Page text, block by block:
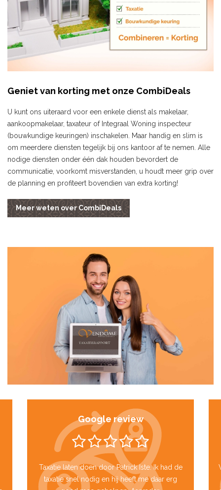
Geniet van korting met onze CombiDeals
U kunt ons uiteraard voor een enkele dienst als makelaar,
aankoopmakelaar, taxateur of Integraal Woning inspecteur
(bouwkundige keuringen) inschakelen. Maar handig en slim is
om meerdere diensten tegelijk bij ons kantoor af te nemen. Alle
nodige diensten onder één dak houden bevordert de
communicatie, voorkomt misverstanden, u houdt meer grip over
de planning en profiteert bovendien van extra korting!
Meer weten over CombiDeals
Google review
Taxatie laten doen door Patrick Iste. Ik had de
taxatie snel nodig en hij heeft me daar erg